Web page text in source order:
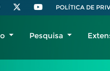
Pesquisa
POLÍTICA DE